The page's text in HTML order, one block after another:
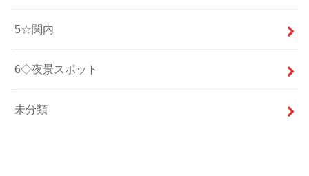
5☆関内
6◇夜景スポット
未分類